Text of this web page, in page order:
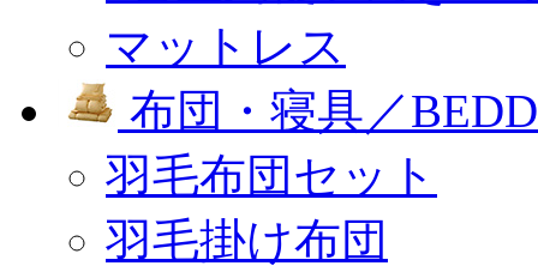
マットレス
布団・寝具／
羽毛布団セット
羽毛掛け布団